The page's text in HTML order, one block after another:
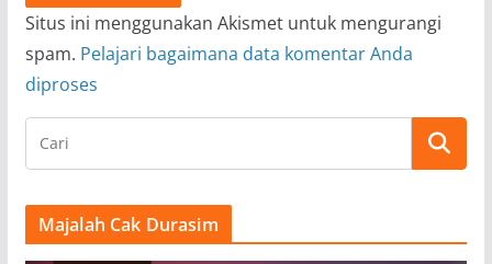
Situs ini menggunakan Akismet untuk mengurangi
spam. Pelajari bagaimana data komentar Anda
diproses
Majalah Cak Durasim